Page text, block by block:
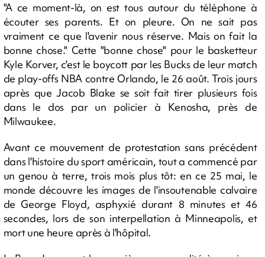
"A ce moment-là, on est tous autour du téléphone à
écouter ses parents. Et on pleure. On ne sait pas
vraiment ce que l'avenir nous réserve. Mais on fait la
bonne chose." Cette "bonne chose" pour le basketteur
Kyle Korver, c'est le boycott par les Bucks de leur match
de play-offs NBA contre Orlando, le 26 août. Trois jours
après que Jacob Blake se soit fait tirer plusieurs fois
dans le dos par un policier à Kenosha, près de
Milwaukee.
Avant ce mouvement de protestation sans précédent
dans l'histoire du sport américain, tout a commencé par
un genou à terre, trois mois plus tôt: en ce 25 mai, le
monde découvre les images de l'insoutenable calvaire
de George Floyd, asphyxié durant 8 minutes et 46
secondes, lors de son interpellation à Minneapolis, et
mort une heure après à l'hôpital.